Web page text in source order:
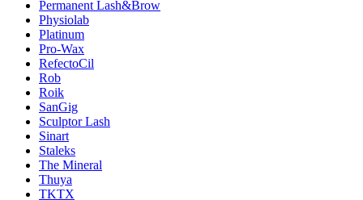
Permanent Lash&Brow
Physiolab
Platinum
Pro-Wax
RefectoCil
Rob
Roik
SanGig
Sculptor Lash
Sinart
Staleks
The Mineral
Thuya
TKTX